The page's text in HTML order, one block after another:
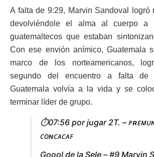
A falta de 9:29, Marvin Sandoval logró
devolviéndole el alma al cuerpo a
guatemaltecos que estaban
Con ese envión anímico, Guatemala
marco de los norteamericanos,
segundo del encuentro a falta de
Guatemala volvía a la vida y se
terminar líder de grupo.
⏱️07:56 por jugar 2T. –
ᴄᴏɴᴄᴀᴄᴀꜰ
Goool de la Sele – #9 Marvin